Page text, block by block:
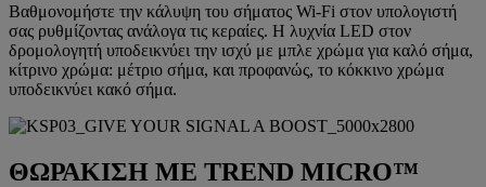
Βαθμονομήστε την κάλυψη του σήματος Wi-Fi στον υπολογιστή
σας ρυθμίζοντας ανάλογα τις κεραίες. Η λυχνία LED στον
δρομολογητή υποδεικνύει την ισχύ με μπλε χρώμα για καλό σήμα,
κίτρινο χρώμα: μέτριο σήμα, και προφανώς, το κόκκινο χρώμα
υποδεικνύει κακό σήμα.
ΘΩΡΑΚΙΣΗ ΜΕ TREND MICRO™